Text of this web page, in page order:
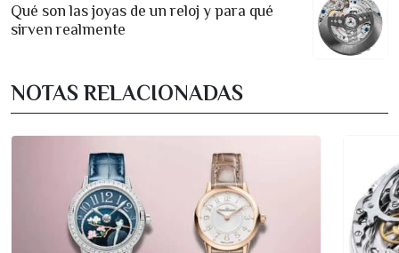
Qué son las joyas de un reloj y para qué
sirven realmente
NOTAS RELACIONADAS